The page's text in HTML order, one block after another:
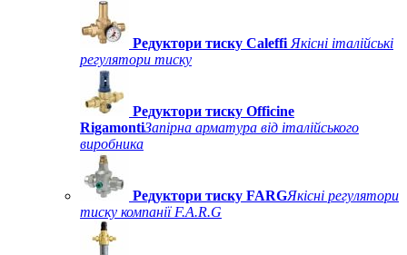
Редуктори тиску Caleffi Якісні італійські
регулятори тиску
Редуктори тиску Officine
RigamontiЗапірна арматура від італійського
виробника
Редуктори тиску FARGЯкісні регулятори
тиску компанії F.A.R.G